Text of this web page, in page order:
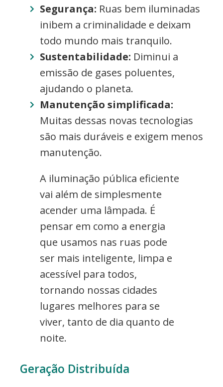
Segurança: Ruas bem iluminadas
inibem a criminalidade e deixam
todo mundo mais tranquilo.
Sustentabilidade: Diminui a
emissão de gases poluentes,
ajudando o planeta.
Manutenção simplificada:
Muitas dessas novas tecnologias
são mais duráveis e exigem menos
manutenção.
A iluminação pública eficiente
vai além de simplesmente
acender uma lâmpada. É
pensar em como a energia
que usamos nas ruas pode
ser mais inteligente, limpa e
acessível para todos,
tornando nossas cidades
lugares melhores para se
viver, tanto de dia quanto de
noite.
Geração Distribuída